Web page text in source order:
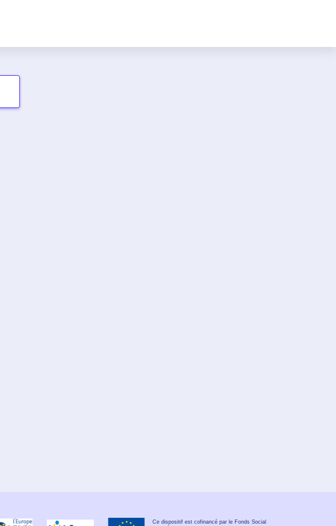
Ce dispositif est cofinancé par le Fonds Social